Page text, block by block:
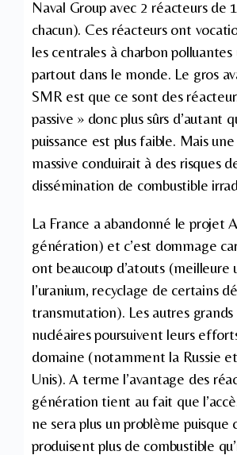
Naval Group avec 2 réacteurs de
chacun). Ces réacteurs ont
les centrales à charbon polluantes
partout dans le monde. Le gros
SMR est que ce sont des
passive » donc plus sûrs d’autant
puissance est plus faible. Mais
massive conduirait à des risques
dissémination de combustible
La France a abandonné le projet
génération) et c’est dommage
ont beaucoup d’atouts (meilleure
l’uranium, recyclage de certains
transmutation). Les autres grands
nucléaires poursuivent leurs
domaine (notamment la Russie
Unis). A terme l’avantage des
génération tient au fait que
ne sera plus un problème puisque
produisent plus de combustible